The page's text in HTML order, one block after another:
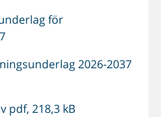
för
2026-2037
pdf, 218,3 kB